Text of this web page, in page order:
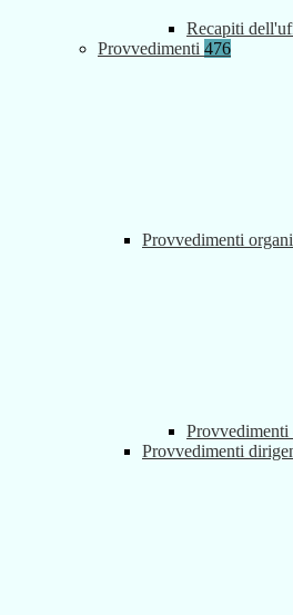
Recapiti
Provvedimenti 476
Provvedimenti
Provvedimenti